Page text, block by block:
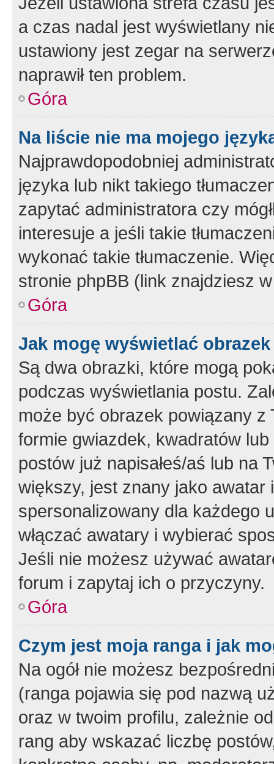
a czas nadal jest wyświetlany
ustawiony jest zegar na
naprawił ten problem.
Góra
Na liście nie ma mojego
Najprawdopodobniej
języka lub nikt takiego
zapytać administratora czy
interesuje a jeśli takie
wykonać takie tłumaczenie.
stronie phpBB (link znajdziesz
Góra
Jak mogę wyświetlać
Są dwa obrazki, które mogą
podczas wyświetlania postu.
może być obrazek powiązany z
formie gwiazdek, kwadratów
postów już napisałeś/aś lub na
większy, jest znany jako
spersonalizowany dla każdego
włączać awatary i wybierać
Jeśli nie możesz używać
forum i zapytaj ich o przyczyny.
Góra
Czym jest moja ranga i jak
Na ogół nie możesz
(ranga pojawia się pod nazwą
oraz w twoim profilu, zależnie
rang aby wskazać liczbę